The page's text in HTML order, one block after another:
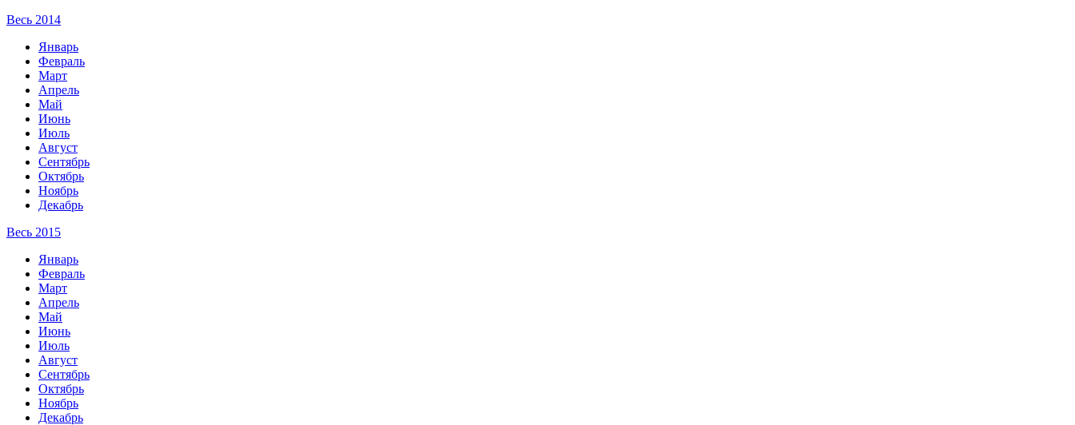
Весь 2014
Январь
Февраль
Март
Апрель
Май
Июнь
Июль
Август
Сентябрь
Октябрь
Ноябрь
Декабрь
Весь 2015
Январь
Февраль
Март
Апрель
Май
Июнь
Июль
Август
Сентябрь
Октябрь
Ноябрь
Декабрь